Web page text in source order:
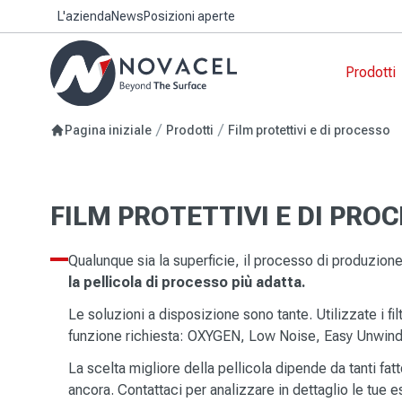
L'aziendaNewsPosizioni aperte
Prodotti
Film
I
Film
Film
Film
Pagina iniziale Prodotti Film protettivi e di processo
FILM PROTETTIVI E DI
Qualunque sia la superficie, il processo di
la pellicola di processo più adatta.
Le soluzioni a disposizione sono tante. Utilizzate i
funzione richiesta: OXYGEN, Low Noise, Easy
La scelta migliore della pellicola dipende da tanti
ancora. Contattaci per analizzare in dettaglio le tue